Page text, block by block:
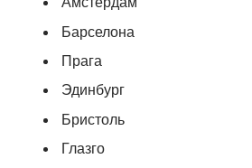
Барселона
Прага
Эдинбург
Бристоль
Глазго